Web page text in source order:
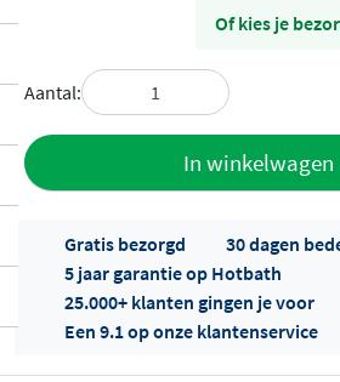
Of kies je
Aantal:
In winkelwagen
Gratis bezorgd
30 dagen
5 jaar garantie op Hotbath
25.000+ klanten gingen je voor
Een 9.1 op onze klantenservice